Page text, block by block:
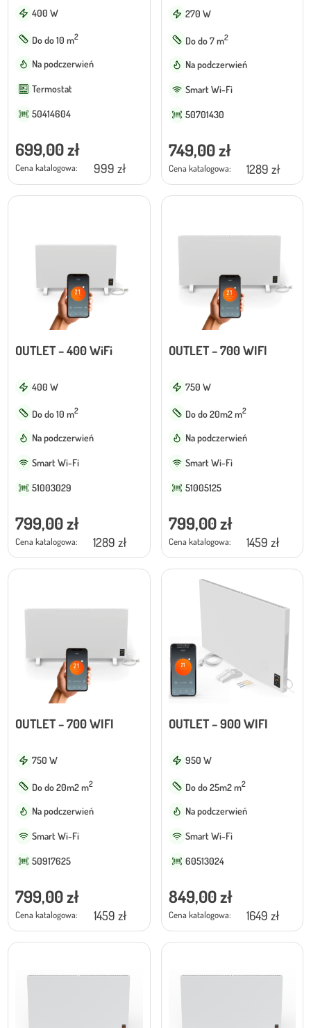
400 W
Do do 10 m2
Na podczerwień
Termostat
50414604
699,00zł
Cena katalogowa: 999 zł
270 W
Do do 7 m2
Na podczerwień
Smart Wi-Fi
50701430
749,00zł
Cena katalogowa: 1289 zł
OUTLET – 400 WiFi
400 W
Do do 10 m2
Na podczerwień
Smart Wi-Fi
51003029
799,00zł
Cena katalogowa: 1289 zł
OUTLET – 700 WIFI
750 W
Do do 20m2 m2
Na podczerwień
Smart Wi-Fi
51005125
799,00zł
Cena katalogowa: 1459 zł
OUTLET – 700 WIFI
750 W
Do do 20m2 m2
Na podczerwień
Smart Wi-Fi
50917625
799,00zł
Cena katalogowa: 1459 zł
OUTLET – 900 WIFI
950 W
Do do 25m2 m2
Na podczerwień
Smart Wi-Fi
60513024
849,00zł
Cena katalogowa: 1649 zł